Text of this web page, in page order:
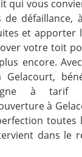
qui vous
défaillance,
et apporter
votre toit
encore.
à tarif
à
toutes
dans le